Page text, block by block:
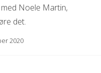
Noele Martin,
det.
2020